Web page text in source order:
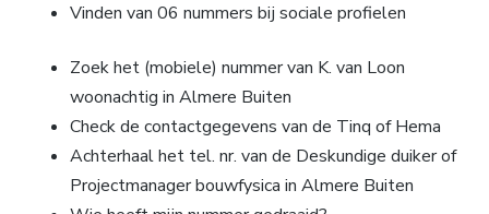
Vinden van 06 nummers bij sociale profielen
Zoek het (mobiele) nummer van K. van Loon
woonachtig in Almere Buiten
Check de contactgegevens van de Tinq of Hema
Achterhaal het tel. nr. van de Deskundige duiker of
Projectmanager bouwfysica in Almere Buiten